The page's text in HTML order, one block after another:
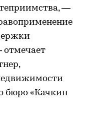
—
отмечает
бюро «Качкин